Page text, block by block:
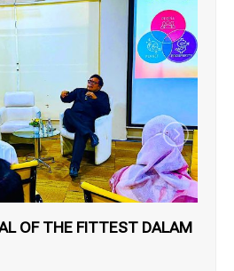
OF THE FITTEST DALAM